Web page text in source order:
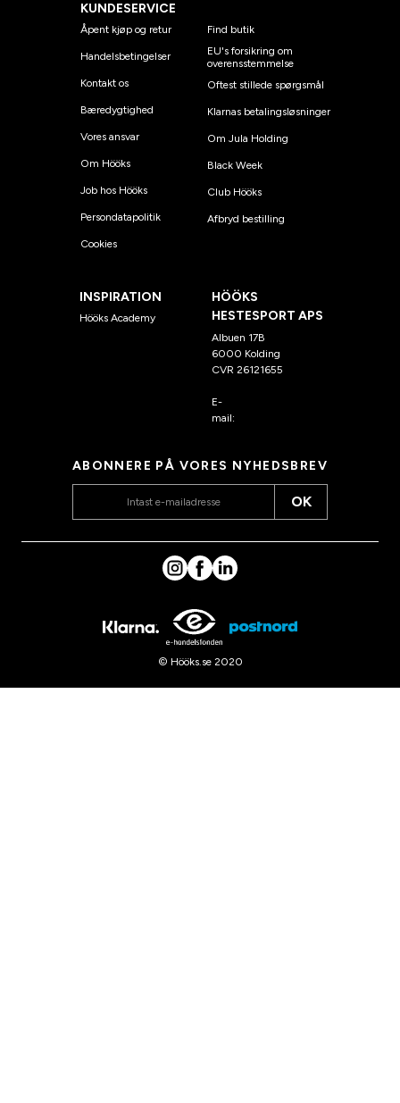
KUNDESERVICE
Åpent kjøp og retur
Handelsbetingelser
Kontakt os
Bæredygtighed
Vores ansvar
Om Hööks
Job hos Hööks
Persondatapolitik
Cookies
Find butik
EU's forsikring om
overensstemmelse
Oftest stillede spørgsmål
Klarnas betalingsløsninger
Om Jula Holding
Black Week
Club Hööks
Afbryd bestilling
INSPIRATION
Hööks Academy
HÖÖKS
HESTESPORT APS
Albuen 17B
6000 Kolding
CVR 26121655
E-
mail:
ABONNERE PÅ VORES NYHEDSBREV
OK
© Hööks.se 2020